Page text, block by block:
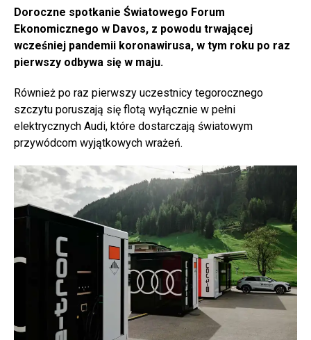
Doroczne spotkanie Światowego Forum
Ekonomicznego w Davos, z powodu trwającej
wcześniej pandemii koronawirusa, w tym roku po raz
pierwszy odbywa się w maju.
Również po raz pierwszy uczestnicy tegorocznego
szczytu poruszają się flotą wyłącznie w pełni
elektrycznych Audi, które dostarczają światowym
przywódcom wyjątkowych wrażeń.